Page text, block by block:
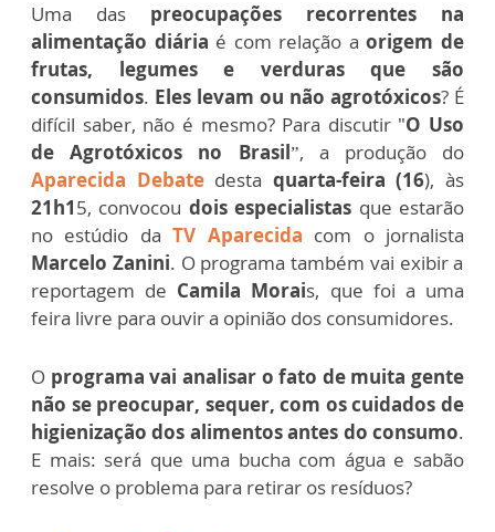
Uma das preocupações recorrentes na
alimentação diária é com relação aorigem de
frutas, legumes e verduras que são
consumidos. Eles levam ou não agrotóxicos? É
difícil saber, não é mesmo? Para discutir "O Uso
de Agrotóxicos no Brasil”, a produção do
Aparecida Debatedesta quarta-feira (16), às
21h15, convocou dois especialistas que estarão
no estúdio daTV Aparecida com o jornalista
Marcelo Zanini. O programa também vai exibir a
reportagem de Camila Morais, que foi a uma
feira livre para ouvir a opinião dos consumidores.
O programa vai analisar o fato de muita gente
não se preocupar, sequer, com os cuidados de
higienização dos alimentos antes do consumo.
E mais: será que uma bucha com água e sabão
resolve o problema para retirar os resíduos?